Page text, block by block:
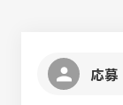
応